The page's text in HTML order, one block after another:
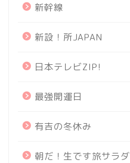
新幹線
新設！所JAPAN
日本テレビZIP!
最強開運日
有吉の冬休み
朝だ！生です旅サラダ